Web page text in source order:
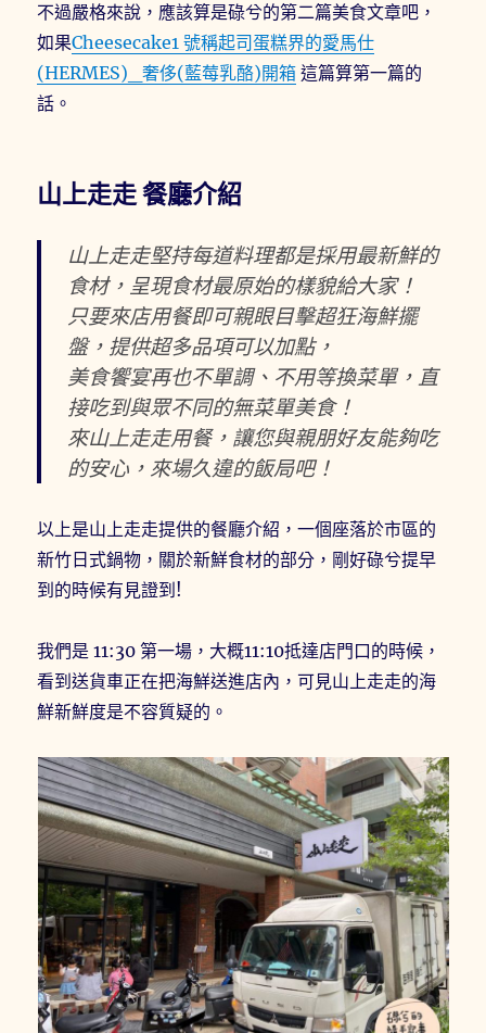
不過嚴格來說，應該算是碌兮的第二篇美食文章吧，
如果Cheesecake1 號稱起司蛋糕界的愛馬仕
(HERMES)_奢侈(藍莓乳酪)開箱 這篇算第一篇的
話。
山上走走 餐廳介紹
山上走走堅持每道料理都是採用最新鮮的
食材，呈現食材最原始的樣貌給大家！
只要來店用餐即可親眼目擊超狂海鮮擺
盤，提供超多品項可以加點，
美食饗宴再也不單調、不用等換菜單，直
接吃到與眾不同的無菜單美食！
來山上走走用餐，讓您與親朋好友能夠吃
的安心，來場久違的飯局吧！
以上是山上走走提供的餐廳介紹，一個座落於市區的
新竹日式鍋物，關於新鮮食材的部分，剛好碌兮提早
到的時候有見證到!
我們是 11:30 第一場，大概11:10抵達店門口的時候，
看到送貨車正在把海鮮送進店內，可見山上走走的海
鮮新鮮度是不容質疑的。